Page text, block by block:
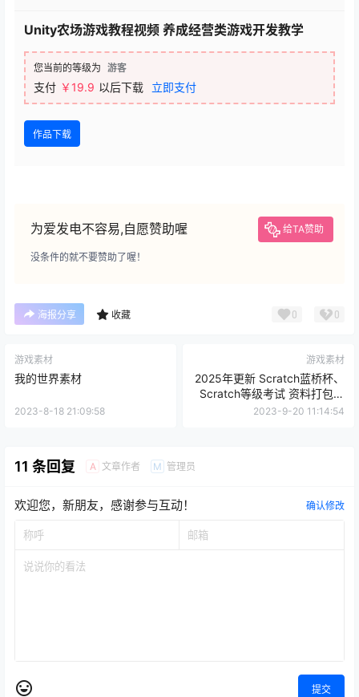
Unity农场游戏教程视频 养成经营类游戏开发教学
您当前的等级为 游客
支付 ￥19.9 以后下载 立即支付
作品下载
为爱发电不容易,自愿赞助喔 给TA赞助
没条件的就不要赞助了喔！
海报分享 收藏 0 0
游戏素材
我的世界素材
2023-8-18 21:09:58
游戏素材
2025年更新 Scratch蓝桥杯、
Scratch等级考试 资料打包下
载
2023-9-20 11:14:54
11 条回复 A 文章作者 M 管理员
欢迎您，新朋友，感谢参与互动！ 确认修改
提交